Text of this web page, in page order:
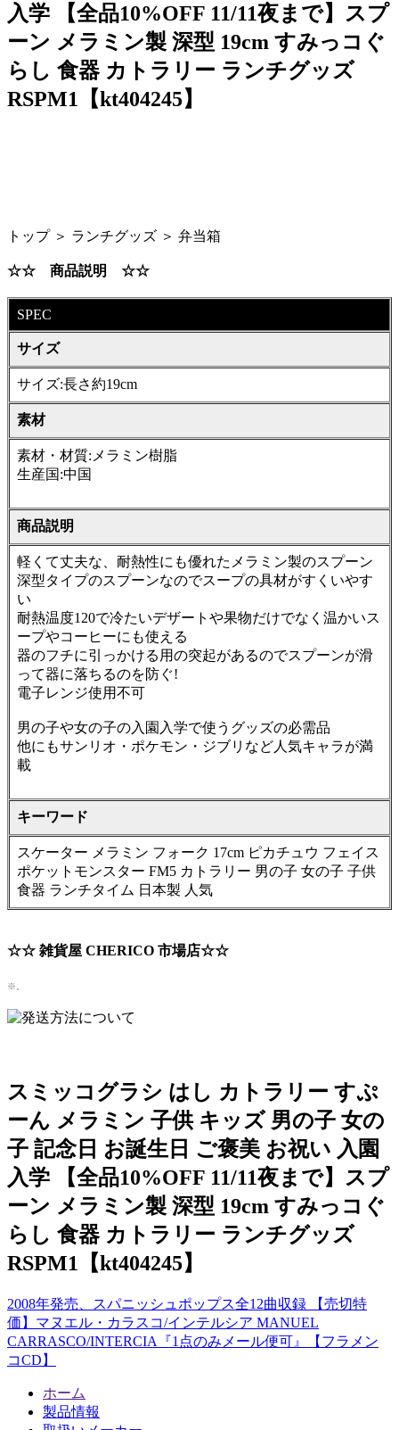
入学 【全品10%OFF 11/11夜まで】スプ
ーン メラミン製 深型 19cm すみっコぐ
らし 食器 カトラリー ランチグッズ
RSPM1【kt404245】
トップ ＞ ランチグッズ ＞ 弁当箱
☆☆ 商品説明 ☆☆
SPEC
サイズ
サイズ:長さ約19cm
素材
素材・材質:メラミン樹脂
生産国:中国
商品説明
軽くて丈夫な、耐熱性にも優れたメラミン製のスプーン
深型タイプのスプーンなのでスープの具材がすくいやす
い
耐熱温度120で冷たいデザートや果物だけでなく温かいス
ープやコーヒーにも使える
器のフチに引っかける用の突起があるのでスプーンが滑
って器に落ちるのを防ぐ!
電子レンジ使用不可
男の子や女の子の入園入学で使うグッズの必需品
他にもサンリオ・ポケモン・ジブリなど人気キャラが満
載
キーワード
スケーター メラミン フォーク 17cm ピカチュウ フェイス
ポケットモンスター FM5 カトラリー 男の子 女の子 子供
食器 ランチタイム 日本製 人気
☆☆ 雑貨屋 CHERICO 市場店☆☆
※。
スミッコグラシ はし カトラリー すぷ
ーん メラミン 子供 キッズ 男の子 女の
子 記念日 お誕生日 ご褒美 お祝い 入園
入学 【全品10%OFF 11/11夜まで】スプ
ーン メラミン製 深型 19cm すみっコぐ
らし 食器 カトラリー ランチグッズ
RSPM1【kt404245】
2008年発売、スパニッシュポップス全12曲収録 【売切特
価】マヌエル・カラスコ/インテルシア MANUEL
CARRASCO/INTERCIA『1点のみメール便可』【フラメン
コCD】
ホーム
製品情報